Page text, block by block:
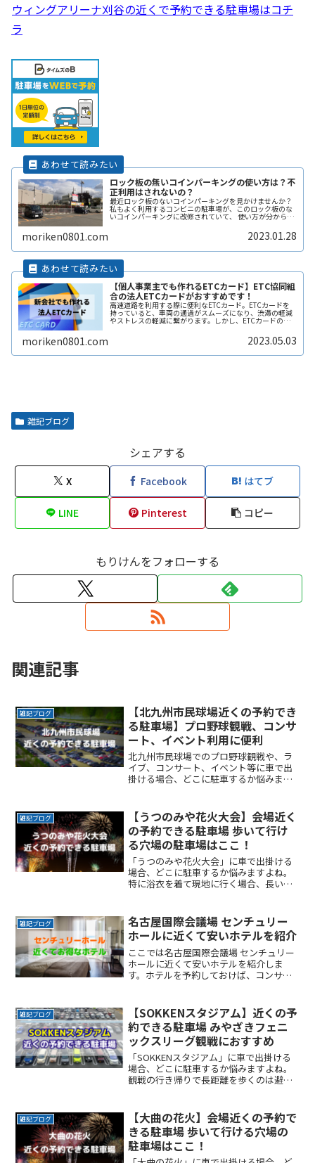
ウィングアリーナ刈谷の近くで予約できる駐車場はコチ
ラ
ロック板の無いコインパーキングの使い方は？不
正利用はされないの？
最近ロック板のないコインパーキングを見かけませんか？
私もよく利用するコンビニの駐車場が、このロック板のな
いコインパーキングに改修されていて、 使い方が分からず
敬遠してしまった経験があります。 そこで、ここではロッ
ク板のないコインパーキングの使い方や、ロック板がない
と不正に使われないの？などその辺りも含めて解説しま
moriken0801.com 2023.01.28
【個人事業主でも作れるETCカード】ETC協同組
合の法人ETCカードがおすすめです！
高速道路を利用する際に便利なETCカード。ETCカードを
持っていると、車両の通過がスムーズになり、渋滞の軽減
やストレスの軽減に繋がります。しかし、ETCカードの種
moriken0801.com 2023.05.03
雑記ブログ
シェアする
X Facebook はてブ
LINE Pinterest コピー
もりけんをフォローする
関連記事
雑記ブログ
【北九州市民球場近くの予約でき
る駐車場】プロ野球観戦、コンサ
ート、イベント利用に便利
北九州市民球場でのプロ野球観戦や、ラ
イブ、コンサート、イベント等に車で出
掛ける場合、どこに駐車するか悩みます
を探すのに時間をかけたくない自由に入
出庫がしたい帰りは渋滞をReadMore...
雑記ブログ
【うつのみや花火大会】会場近く
の予約できる駐車場 歩いて行け
る穴場の駐車場はここ！
「うつのみや花火大会」に車で出掛ける
場合、どこに駐車するか悩みますよね。
特に浴衣を着て現地に行く場合、長い距
いう安心感が欲しい時間料金を気にせず
楽しみたい駐車場を探すのReadMore...
雑記ブログ
名古屋国際会議場 センチュリー
ホールに近くて安いホテルを紹介
ここでは名古屋国際会議場 センチュリー
ホールに近くて安いホテルを紹介しま
す。ホテルを予約しておけば、コンサー
めますよ。コンサートやライブに行く方
におすすめです。名古屋国ReadMore...
雑記ブログ
【SOKKENスタジアム】近くの予
約できる駐車場 みやざきフェニ
ックスリーグ観戦におすすめ
「SOKKENスタジアム」に車で出掛ける
場合、どこに駐車するか悩みますよね。
観戦の行き帰りで長距離を歩くのは避け
い時間料金を気にせず楽しみたい駐車場
を探すのに時間をかけReadMore...
雑記ブログ
【大曲の花火】会場近くの予約で
きる駐車場 歩いて行ける穴場の
駐車場はここ！